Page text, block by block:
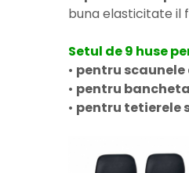
buna elasticitate il
Setul de 9 huse
• pentru
• pentru
• pentru tetierele